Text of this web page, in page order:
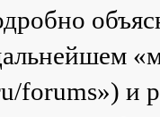
forums») и